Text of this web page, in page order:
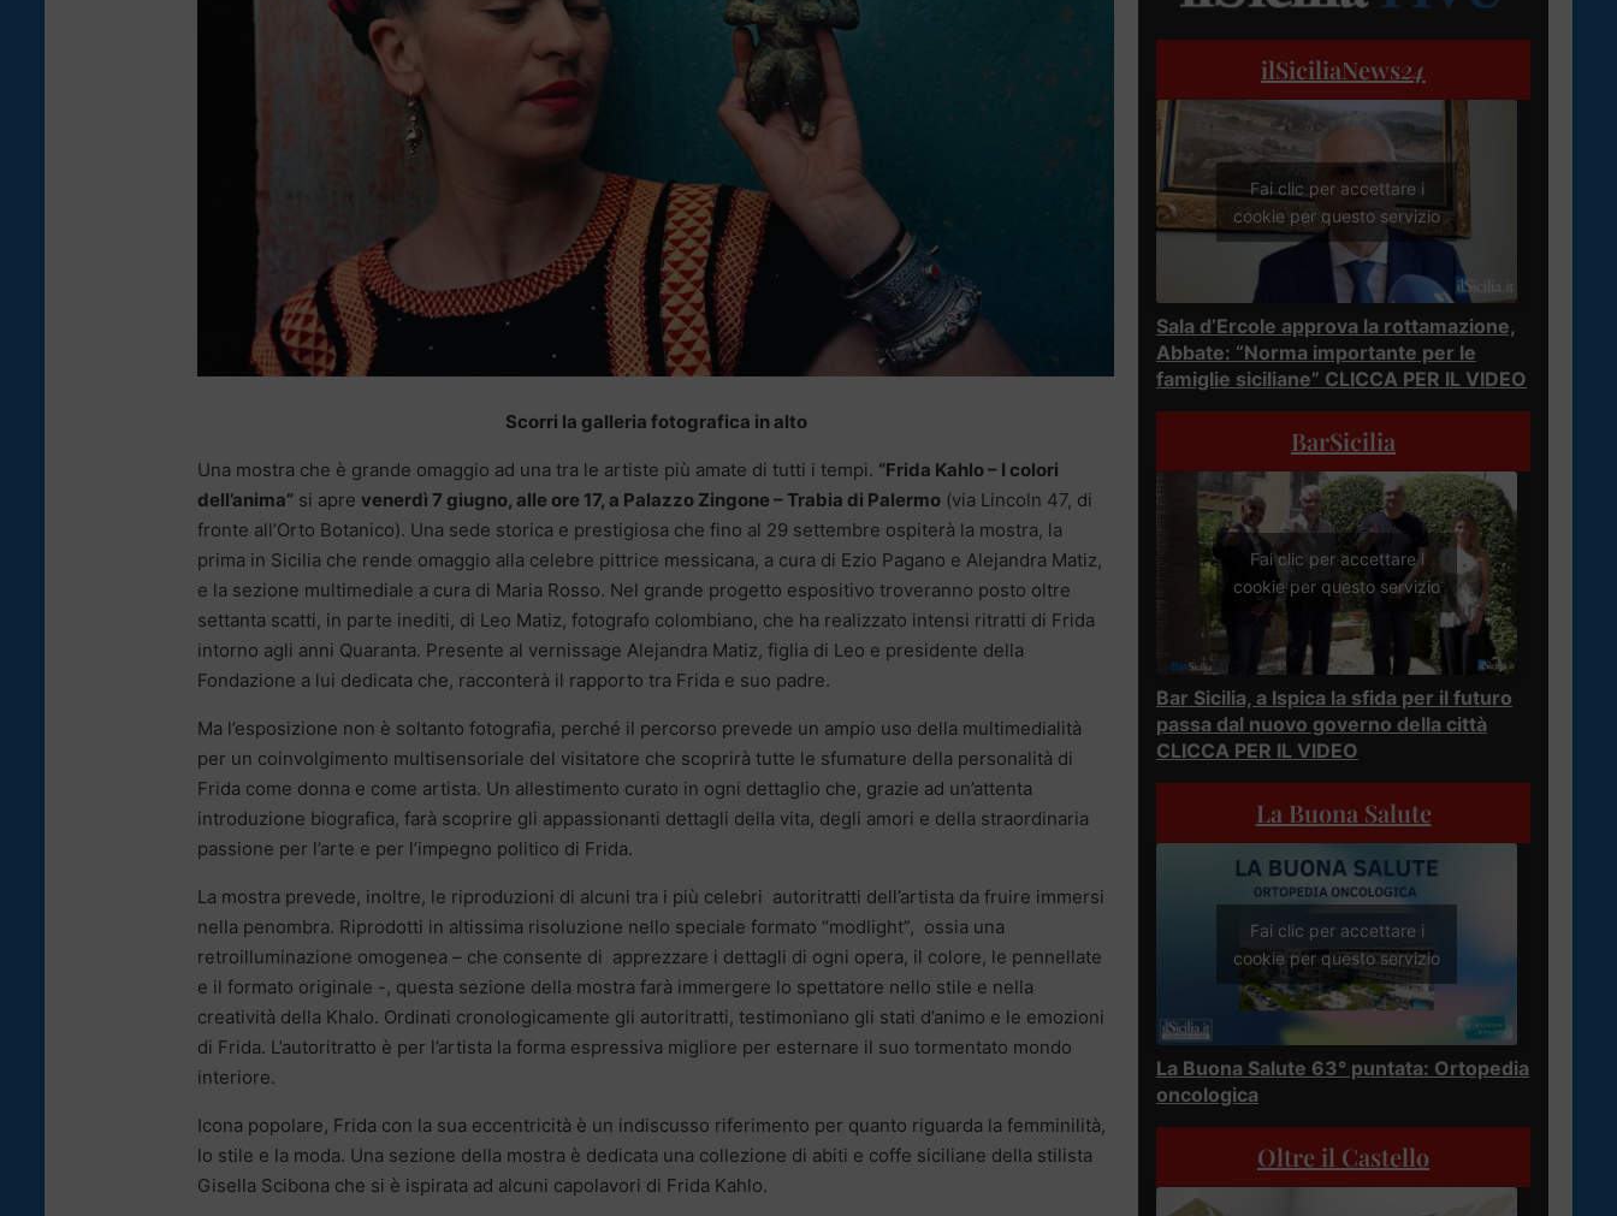
Scorri la galleria fotografica in alto
Una mostra che è grande omaggio ad una tra le artiste più amate di tutti i tempi. “Frida Kahlo – I colori
dell’anima” si apre venerdì 7 giugno, alle ore 17, a Palazzo Zingone – Trabia di Palermo (via Lincoln 47, di
fronte all’Orto Botanico). Una sede storica e prestigiosa che fino al 29 settembre ospiterà la mostra, la
prima in Sicilia che rende omaggio alla celebre pittrice messicana, a cura di Ezio Pagano e Alejandra Matiz,
e la sezione multimediale a cura di Maria Rosso. Nel grande progetto espositivo troveranno posto oltre
settanta scatti, in parte inediti, di Leo Matiz, fotografo colombiano, che ha realizzato intensi ritratti di Frida
intorno agli anni Quaranta. Presente al vernissage Alejandra Matiz, figlia di Leo e presidente della
Fondazione a lui dedicata che, racconterà il rapporto tra Frida e suo padre.
Ma l’esposizione non è soltanto fotografia, perché il percorso prevede un ampio uso della multimedialità
per un coinvolgimento multisensoriale del visitatore che scoprirà tutte le sfumature della personalità di
Frida come donna e come artista. Un allestimento curato in ogni dettaglio che, grazie ad un’attenta
introduzione biografica, farà scoprire gli appassionanti dettagli della vita, degli amori e della straordinaria
passione per l’arte e per l’impegno politico di Frida.
La mostra prevede, inoltre, le riproduzioni di alcuni tra i più celebri autoritratti dell’artista da fruire immersi
nella penombra. Riprodotti in altissima risoluzione nello speciale formato “modlight”, ossia una
retroilluminazione omogenea – che consente di apprezzare i dettagli di ogni opera, il colore, le pennellate
e il formato originale -, questa sezione della mostra farà immergere lo spettatore nello stile e nella
creatività della Khalo. Ordinati cronologicamente gli autoritratti, testimoniano gli stati d’animo e le emozioni
di Frida. L’autoritratto è per l’artista la forma espressiva migliore per esternare il suo tormentato mondo
interiore.
Icona popolare, Frida con la sua eccentricità è un indiscusso riferimento per quanto riguarda la femminilità,
lo stile e la moda. Una sezione della mostra è dedicata una collezione di abiti e coffe siciliane della stilista
Gisella Scibona che si è ispirata ad alcuni capolavori di Frida Kahlo.
ilSiciliaNews24
Fai clic per accettare i
cookie per questo servizio
Sala d’Ercole approva la rottamazione,
Abbate: “Norma importante per le
famiglie siciliane” CLICCA PER IL VIDEO
BarSicilia
Fai clic per accettare i
cookie per questo servizio
Bar Sicilia, a Ispica la sfida per il futuro
passa dal nuovo governo della città
CLICCA PER IL VIDEO
La Buona Salute
Fai clic per accettare i
cookie per questo servizio
La Buona Salute 63° puntata: Ortopedia
oncologica
Oltre il Castello